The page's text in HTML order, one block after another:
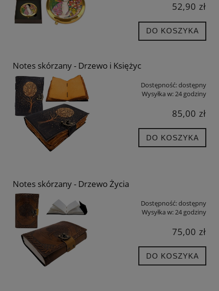
52,90 zł
DO KOSZYKA
Notes skórzany - Drzewo i Księżyc
Dostępność:dostępny
Wysyłka w:24 godziny
85,00 zł
DO KOSZYKA
Notes skórzany - Drzewo Życia
Dostępność:dostępny
Wysyłka w:24 godziny
75,00 zł
DO KOSZYKA